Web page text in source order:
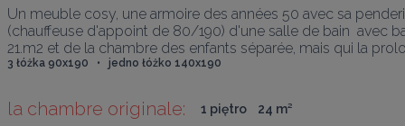
Un meuble cosy, une armoire des années 50 avec sa
(chauffeuse d'appoint de 80/190) d'une salle de bain  avec
21.m2 et de la chambre des enfants séparée, mais qui la
3 łóżka 90x190   •   jedno łóżko 140x190
la chambre originale: 1 piętro 24 m²